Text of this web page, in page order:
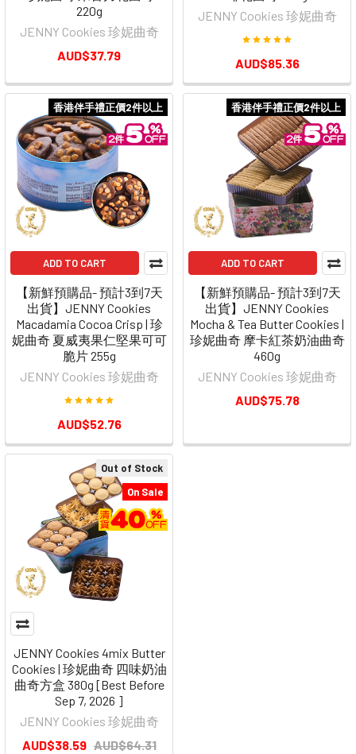
Out of Stock
On Sale
JENNY Cookies 4mix Butter
Cookies | 珍妮曲奇 四味奶油
曲奇方盒 380g [Best Before
Sep 7, 2026 ]
JENNY Cookies 珍妮曲奇
AUD$38.59 AUD$64.31
220g
JENNY Cookies 珍妮曲奇
AUD$37.79
JENNY Cookies 珍妮曲奇
AUD$85.36
香港伴手禮正價2件以上
ADD TO CART
【新鮮預購品- 預計3到7天
出貨】JENNY Cookies
Macadamia Cocoa Crisp | 珍
妮曲奇 夏威夷果仁堅果可可
脆片 255g
JENNY Cookies 珍妮曲奇
AUD$52.76
香港伴手禮正價2件以上
ADD TO CART
【新鮮預購品- 預計3到7天
出貨】JENNY Cookies
Mocha & Tea Butter Cookies |
珍妮曲奇 摩卡紅茶奶油曲奇
460g
JENNY Cookies 珍妮曲奇
AUD$75.78